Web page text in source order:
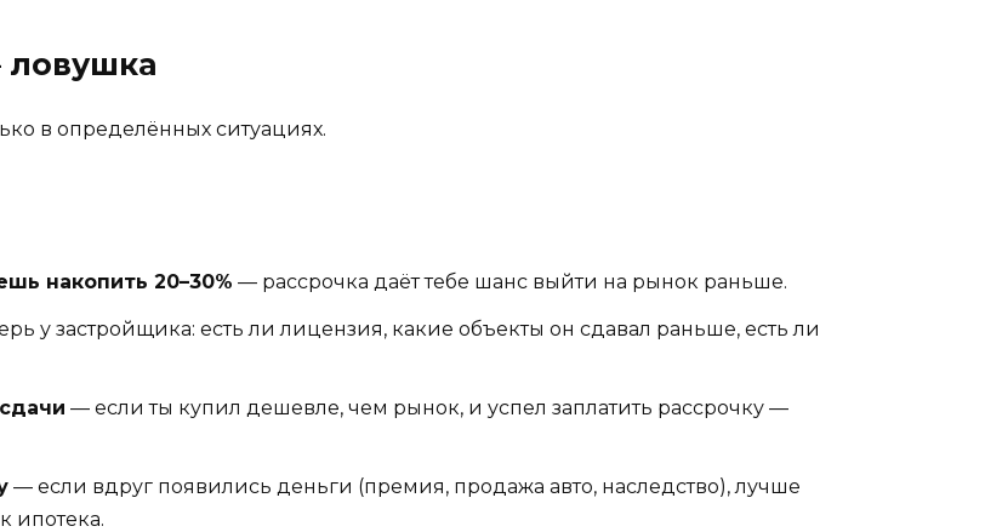
ловушка
в определённых ситуациях.
накопить 20–30% — рассрочка даёт тебе шанс выйти на рынок раньше.
у застройщика: есть ли лицензия, какие объекты он сдавал раньше, есть ли
— если ты купил дешевле, чем рынок, и успел заплатить рассрочку —
— если вдруг появились деньги (премия, продажа авто, наследство), лучше
ипотека.